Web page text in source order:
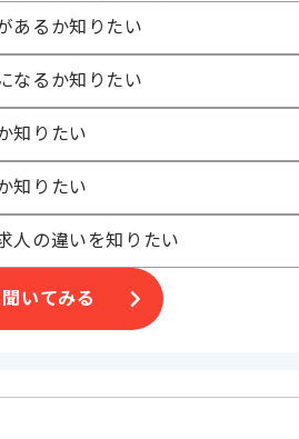
います。
あるか知りたい
なるか知りたい
知りたい
知りたい
人の違いを知りたい
いてみる